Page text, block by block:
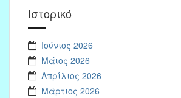
Ιστορικό
Ιούνιος 2026
Μάιος 2026
Απρίλιος 2026
Μάρτιος 2026